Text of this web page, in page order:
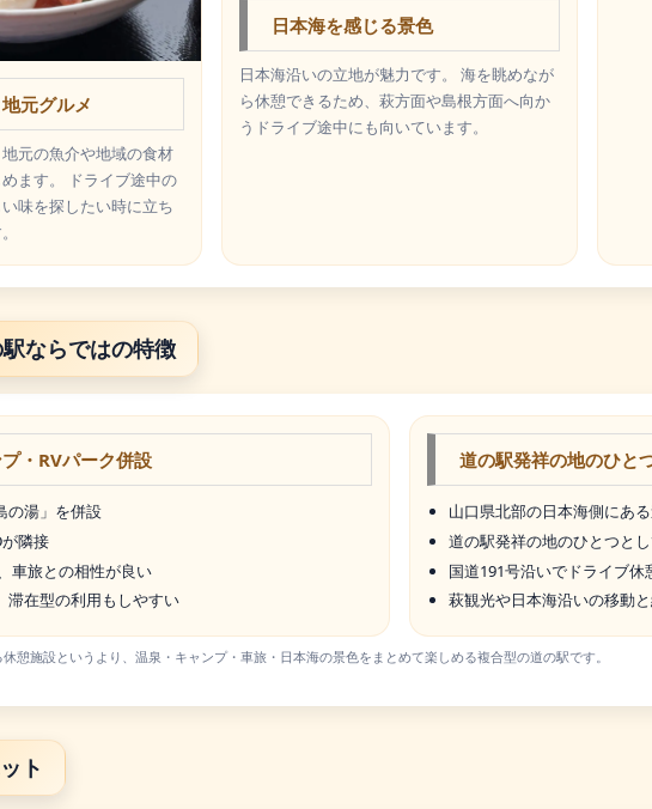
元グルメ
元の魚介や地域の食材
ます。 ドライブ途中の
味を探したい時に立ち
日本海を感じる景色
日本海沿いの立地が魅力です。 海を眺めなが
ら休憩できるため、萩方面や島根方面へ向か
うドライブ途中にも向いています。
ならではの特徴
・RVパーク併設
の湯」を併設
が隣接
車旅との相性が良い
滞在型の利用もしやすい
道の駅発祥の地のひと
山口県北部の日本海側にあ
道の駅発祥の地のひとつと
国道191号沿いでドライブ休
萩観光や日本海沿いの移動
憩施設というより、温泉・キャンプ・車旅・日本海の景色をまとめて楽しめる複合型の道の駅です。
ト